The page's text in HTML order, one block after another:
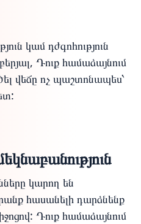
կամ դժգոհություն
Դուք համաձայնում
վեճը ոչ պաշտոնապես՝
կարող են
հասանելի դարձնենք
Դուք համաձայնում